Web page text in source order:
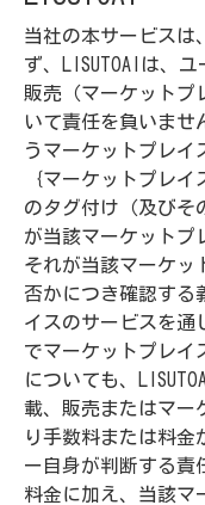
当社の本サービスは
ず、LISUTOAIは、
販売（マーケットプ
いて責任を負いませ
うマーケットプレイ
｛マーケットプレ
のタグ付け（及びそ
が当該マーケットプ
それが当該マーケッ
否かにつき確認する
イスのサービスを通
でマーケットプレイ
についても、
載、販売またはマー
り手数料または料金
ー自身が判断する責
料金に加え、当該マ